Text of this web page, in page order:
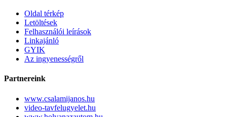
Oldal térkép
Letöltések
Felhasználói leírások
Linkajánló
GYIK
Az ingyenességről
Partnereink
www.csalamijanos.hu
video-tavfelugyelet.hu